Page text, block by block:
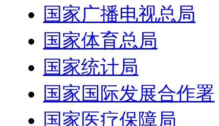
国家广播电视总局
国家体育总局
国家统计局
国家国际发展合作署
国家医疗保障局